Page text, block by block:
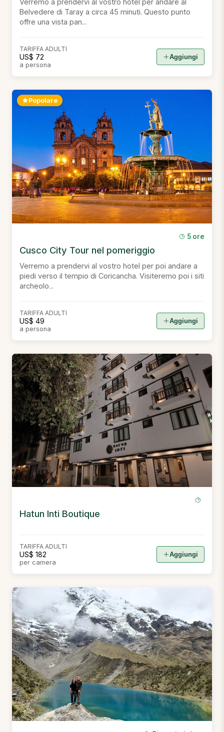
Verremo a prendervi al vostro hotel per andare al
Belvedere di Taray a circa 45 minuti. Questo punto
offre una vista pan...
TARIFFA ADULTI
US$ 72
a persona
Aggiungi
Popolare
5 ore
Cusco City Tour nel pomeriggio
Verremo a prendervi al vostro hotel per poi andare a
piedi verso il tempio di Coricancha. Visiteremo poi i siti
archeolo...
TARIFFA ADULTI
US$ 49
a persona
Aggiungi
Hatun Inti Boutique
TARIFFA ADULTI
US$ 182
per camera
Aggiungi